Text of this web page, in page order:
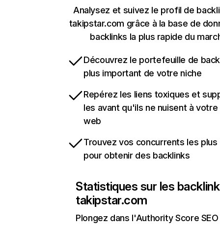
Analysez et suivez le profil de
takipstar.com grâce à la base de
backlinks la plus rapide du
Découvrez le portefeuille de
plus important de votre niche
Repérez les liens toxiques et
les avant qu'ils ne nuisent à
web
Trouvez vos concurrents les
pour obtenir des backlinks
Statistiques sur les
takipstar.com
Plongez dans l'Authority Score